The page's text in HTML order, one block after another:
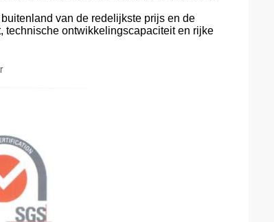
van de redelijkste prijs en de
technische ontwikkelingscapaciteit en rijke